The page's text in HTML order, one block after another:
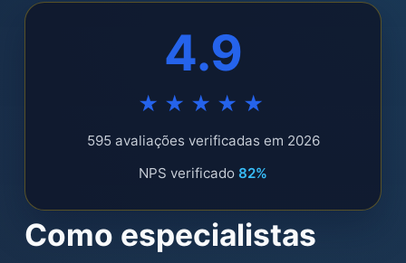
4.9
★★★★★
595 avaliações verificadas em 2026
NPS verificado 82%
Como especialistas